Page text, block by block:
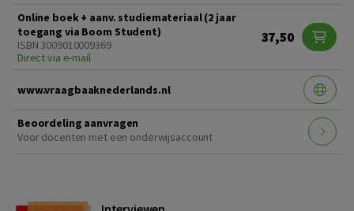
Online boek + aanv. studiemateriaal (2 jaar
toegang via Boom Student)
ISBN 3009010009369
Direct via e-mail
37,50
www.vraagbaaknederlands.nl
Beoordeling aanvragen
Voor docenten met een onderwijsaccount